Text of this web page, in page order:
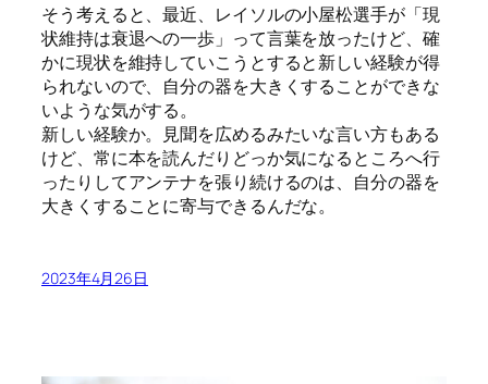
そう考えると、最近、レイソルの小屋松選手が「現
状維持は衰退への一歩」って言葉を放ったけど、確
かに現状を維持していこうとすると新しい経験が得
られないので、自分の器を大きくすることができな
いような気がする。
新しい経験か。見聞を広めるみたいな言い方もある
けど、常に本を読んだりどっか気になるところへ行
ったりしてアンテナを張り続けるのは、自分の器を
大きくすることに寄与できるんだな。
2023年4月26日